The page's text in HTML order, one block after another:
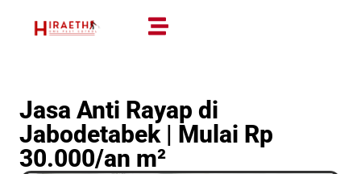
Jasa Anti Rayap di
Jabodetabek | Mulai Rp
30.000/an m²